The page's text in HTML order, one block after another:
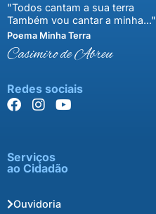
"Todos cantam a sua terra
Também vou cantar a minha..."
Poema Minha Terra
Casimiro de Abreu
Redes sociais
Serviços
ao Cidadão
Ouvidoria